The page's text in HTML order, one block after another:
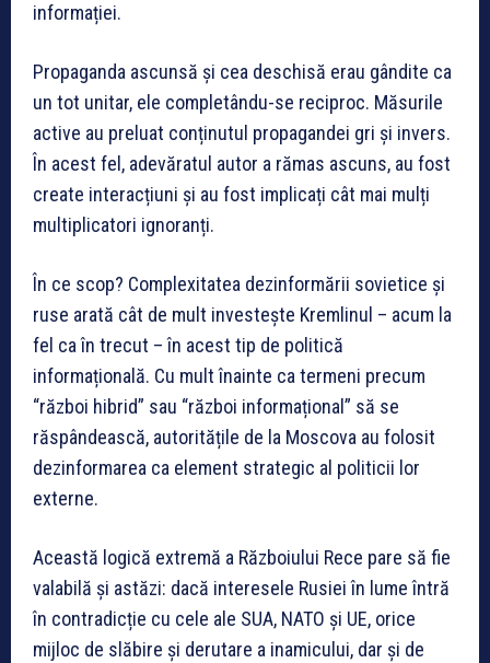
informației.
Propaganda ascunsă și cea deschisă erau gândite ca
un tot unitar, ele completându-se reciproc. Măsurile
active au preluat conținutul propagandei gri și invers.
În acest fel, adevăratul autor a rămas ascuns, au fost
create interacțiuni și au fost implicați cât mai mulți
multiplicatori ignoranți.
În ce scop? Complexitatea dezinformării sovietice și
ruse arată cât de mult investește Kremlinul – acum la
fel ca în trecut – în acest tip de politică
informațională. Cu mult înainte ca termeni precum
“război hibrid” sau “război informațional” să se
răspândească, autoritățile de la Moscova au folosit
dezinformarea ca element strategic al politicii lor
externe.
Această logică extremă a Războiului Rece pare să fie
valabilă și astăzi: dacă interesele Rusiei în lume întră
în contradicție cu cele ale SUA, NATO și UE, orice
mijloc de slăbire și derutare a inamicului, dar și de